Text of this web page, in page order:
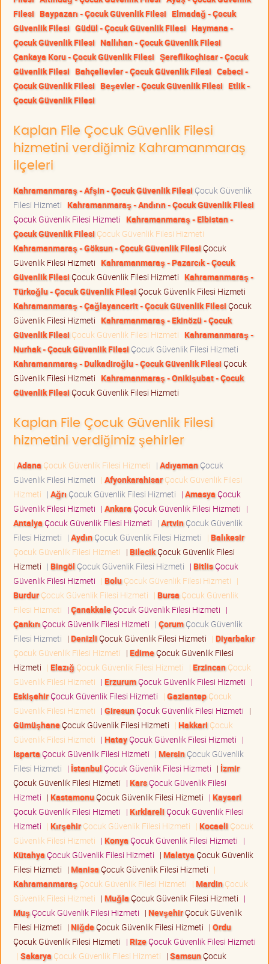
Filesi Baypazarı - Çocuk Güvenlik Filesi Elmadağ - Çocuk
Güvenlik Filesi Güdül - Çocuk Güvenlik Filesi Haymana -
Çocuk Güvenlik Filesi Nallıhan - Çocuk Güvenlik Filesi
Çankaya Koru - Çocuk Güvenlik Filesi Şereflikoçhisar - Çocuk
Güvenlik Filesi Bahçelievler - Çocuk Güvenlik Filesi Cebeci -
Çocuk Güvenlik Filesi Beşevler - Çocuk Güvenlik Filesi Etlik -
Çocuk Güvenlik Filesi
Kaplan File Çocuk Güvenlik Filesi
hizmetini verdiğimiz Kahramanmaraş
ilçeleri
Kahramanmaraş - Afşin - Çocuk Güvenlik Filesi Çocuk Güvenlik
Filesi Hizmeti Kahramanmaraş - Andırın - Çocuk Güvenlik Filesi
Çocuk Güvenlik Filesi Hizmeti Kahramanmaraş - Elbistan -
Çocuk Güvenlik Filesi Çocuk Güvenlik Filesi Hizmeti
Kahramanmaraş - Göksun - Çocuk Güvenlik FilesiÇocuk
Güvenlik Filesi Hizmeti Kahramanmaraş - Pazarcık - Çocuk
Güvenlik FilesiÇocuk Güvenlik Filesi Hizmeti Kahramanmaraş -
Türkoğlu - Çocuk Güvenlik FilesiÇocuk Güvenlik Filesi Hizmeti
Kahramanmaraş - Çağlayancerit - Çocuk Güvenlik FilesiÇocuk
Güvenlik Filesi Hizmeti Kahramanmaraş - Ekinözü - Çocuk
Güvenlik Filesi Çocuk Güvenlik Filesi Hizmeti Kahramanmaraş -
Nurhak - Çocuk Güvenlik Filesi Çocuk Güvenlik Filesi Hizmeti
Kahramanmaraş - Dulkadiroğlu - Çocuk Güvenlik FilesiÇocuk
Güvenlik Filesi Hizmeti Kahramanmaraş - Onikişubat - Çocuk
Güvenlik FilesiÇocuk Güvenlik Filesi Hizmeti
Kaplan File Çocuk Güvenlik Filesi
hizmetini verdiğimiz şehirler
| Adana Çocuk Güvenlik Filesi Hizmeti | AdıyamanÇocuk
Güvenlik Filesi Hizmeti | AfyonkarahisarÇocuk Güvenlik Filesi
Hizmeti | Ağrı Çocuk Güvenlik Filesi Hizmeti | AmasyaÇocuk
Güvenlik Filesi Hizmeti | AnkaraÇocuk Güvenlik Filesi Hizmeti |
AntalyaÇocuk Güvenlik Filesi Hizmeti | ArtvinÇocuk Güvenlik
Filesi Hizmeti | AydınÇocuk Güvenlik Filesi Hizmeti | Balıkesir
Çocuk Güvenlik Filesi Hizmeti | BilecikÇocuk Güvenlik Filesi
Hizmeti | Bingöl Çocuk Güvenlik Filesi Hizmeti | BitlisÇocuk
Güvenlik Filesi Hizmeti | BoluÇocuk Güvenlik Filesi Hizmeti |
BurdurÇocuk Güvenlik Filesi Hizmeti | Bursa Çocuk Güvenlik
Filesi Hizmeti | ÇanakkaleÇocuk Güvenlik Filesi Hizmeti |
ÇankırıÇocuk Güvenlik Filesi Hizmeti | ÇorumÇocuk Güvenlik
Filesi Hizmeti | DenizliÇocuk Güvenlik Filesi Hizmeti | Diyarbakır
Çocuk Güvenlik Filesi Hizmeti | EdirneÇocuk Güvenlik Filesi
Hizmeti | Elazığ Çocuk Güvenlik Filesi Hizmeti | ErzincanÇocuk
Güvenlik Filesi Hizmeti | ErzurumÇocuk Güvenlik Filesi Hizmeti |
EskişehirÇocuk Güvenlik Filesi Hizmeti | GaziantepÇocuk
Güvenlik Filesi Hizmeti | GiresunÇocuk Güvenlik Filesi Hizmeti |
GümüşhaneÇocuk Güvenlik Filesi Hizmeti | Hakkari Çocuk
Güvenlik Filesi Hizmeti | HatayÇocuk Güvenlik Filesi Hizmeti |
IspartaÇocuk Güvenlik Filesi Hizmeti | MersinÇocuk Güvenlik
Filesi Hizmeti | İstanbulÇocuk Güvenlik Filesi Hizmeti | İzmir
Çocuk Güvenlik Filesi Hizmeti | KarsÇocuk Güvenlik Filesi
Hizmeti | KastamonuÇocuk Güvenlik Filesi Hizmeti | Kayseri
Çocuk Güvenlik Filesi Hizmeti | KırklareliÇocuk Güvenlik Filesi
Hizmeti | KırşehirÇocuk Güvenlik Filesi Hizmeti | Kocaeli Çocuk
Güvenlik Filesi Hizmeti | KonyaÇocuk Güvenlik Filesi Hizmeti |
KütahyaÇocuk Güvenlik Filesi Hizmeti | MalatyaÇocuk Güvenlik
Filesi Hizmeti | ManisaÇocuk Güvenlik Filesi Hizmeti |
Kahramanmaraş Çocuk Güvenlik Filesi Hizmeti | MardinÇocuk
Güvenlik Filesi Hizmeti | MuğlaÇocuk Güvenlik Filesi Hizmeti |
MuşÇocuk Güvenlik Filesi Hizmeti | NevşehirÇocuk Güvenlik
Filesi Hizmeti | NiğdeÇocuk Güvenlik Filesi Hizmeti | Ordu
Çocuk Güvenlik Filesi Hizmeti | RizeÇocuk Güvenlik Filesi Hizmeti
| Sakarya Çocuk Güvenlik Filesi Hizmeti | SamsunÇocuk